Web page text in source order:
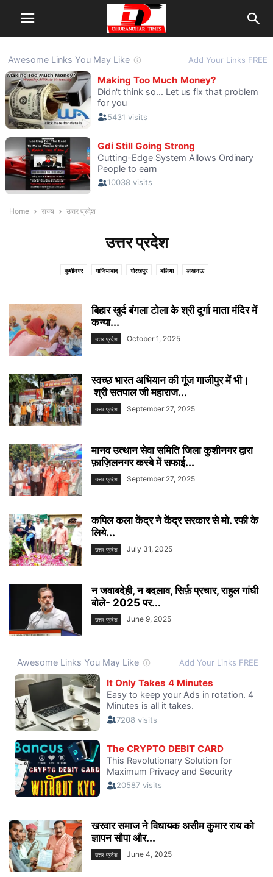
Home राज्य उत्तर प्रदेश
उत्तर प्रदेश
कुशीनगर गाजियाबाद गोरखपुर बलिया लखनऊ
बिहार खुर्द बंगला टोला के श्री दुर्गा माता मंदिर में
कन्या...
उत्तर प्रदेश October 1, 2025
स्वच्छ भारत अभियान की गूंज गाजीपुर में भी।
श्री सतपाल जी महाराज...
उत्तर प्रदेश September 27, 2025
मानव उत्थान सेवा समिति जिला कुशीनगर द्वारा
फ़ाज़िलनगर कस्बे में सफाई...
उत्तर प्रदेश September 27, 2025
कपिल कला केंद्र ने केंद्र सरकार से मो. रफी के
लिये...
उत्तर प्रदेश July 31, 2025
न जवाबदेही, न बदलाव, सिर्फ़ प्रचार, राहुल गांधी
बोले- 2025 पर...
उत्तर प्रदेश June 9, 2025
खरवार समाज ने विधायक असीम कुमार राय को
ज्ञापन सौपा और...
उत्तर प्रदेश June 4, 2025